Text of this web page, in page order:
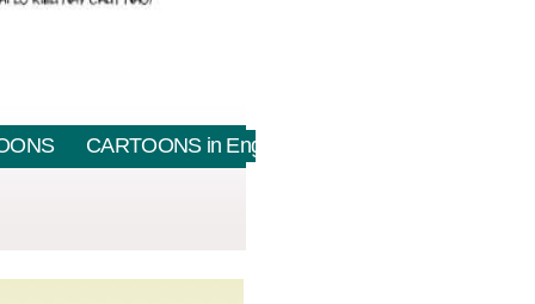
CARTOONS in English